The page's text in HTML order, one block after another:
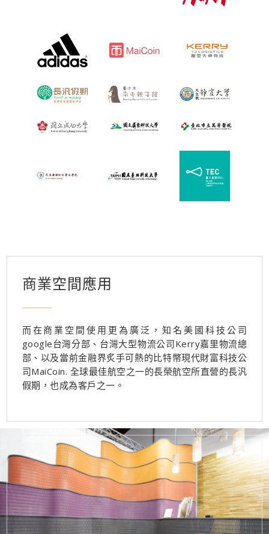
商業空間應用
而在商業空間使用更為廣泛，知名美國科技公司
google台灣分部、台灣大型物流公司Kerry嘉里物流總
部、以及當前金融界炙手可熱的比特幣現代財富科技公
司MaiCoin. 全球最佳航空之一的長榮航空所直營的長汎
假期，也成為客戶之一。